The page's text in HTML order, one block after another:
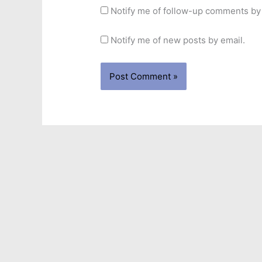
Notify me of follow-up comments by
Notify me of new posts by email.